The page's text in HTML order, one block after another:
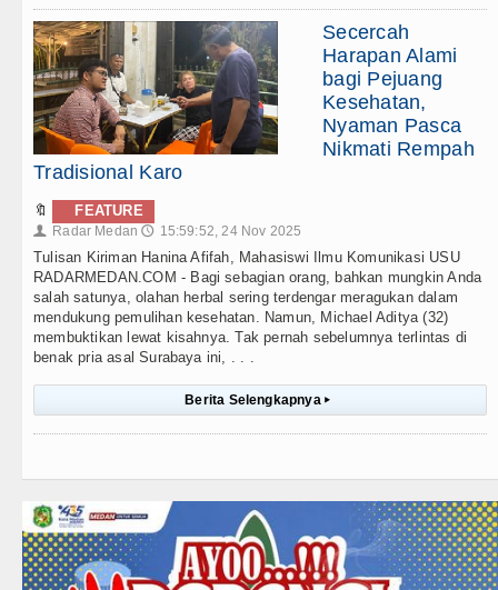
Secercah
Harapan Alami
bagi Pejuang
Kesehatan,
Nyaman Pasca
Nikmati Rempah
Tradisional Karo
🔖 FEATURE
👤 Radar Medan 🕔 15:59:52, 24 Nov 2025
Tulisan Kiriman Hanina Afifah, Mahasiswi Ilmu Komunikasi USU
RADARMEDAN.COM - Bagi sebagian orang, bahkan mungkin Anda
salah satunya, olahan herbal sering terdengar meragukan dalam
mendukung pemulihan kesehatan. Namun, Michael Aditya (32)
membuktikan lewat kisahnya. Tak pernah sebelumnya terlintas di
benak pria asal Surabaya ini, . . .
Berita Selengkapnya ▸